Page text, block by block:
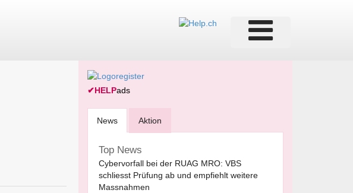
✔HELPads
News Aktion
Top News
Cybervorfall bei der RUAG MRO: VBS
schliesst Prüfung ab und empfiehlt weitere
Massnahmen